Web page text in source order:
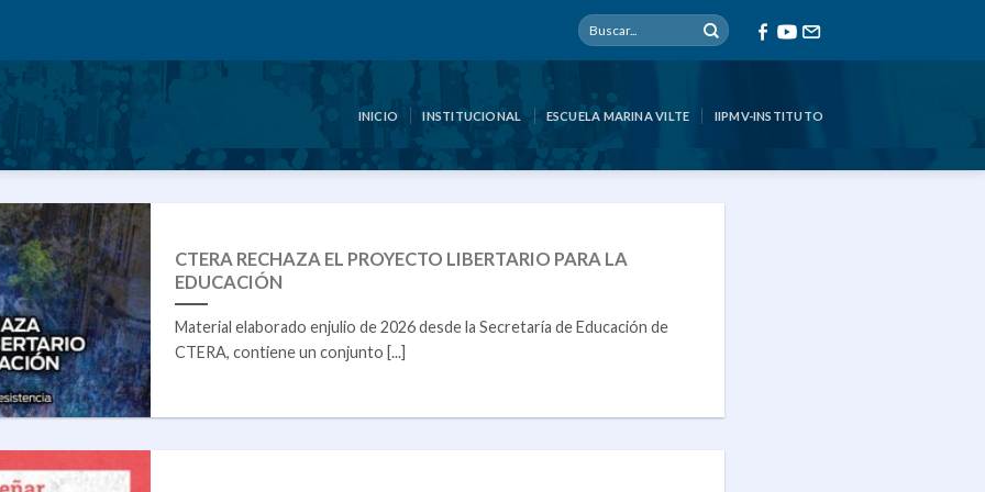
INICIO INSTITUCIONAL ESCUELA MARINA VILTE IIPMV-INSTITUTO
CTERA RECHAZA EL PROYECTO LIBERTARIO PARA LA
EDUCACIÓN
Material elaborado enjulio de 2026 desde la Secretaría de Educación de
CTERA, contiene un conjunto [...]